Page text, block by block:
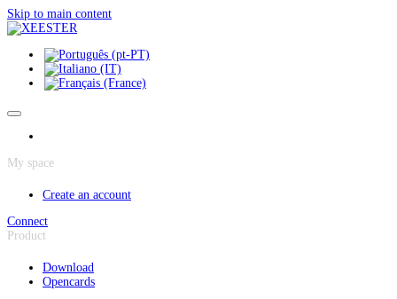
Skip to main content
My space
Create an account
Connect
Product
Download
Opencards
Cookies management panel